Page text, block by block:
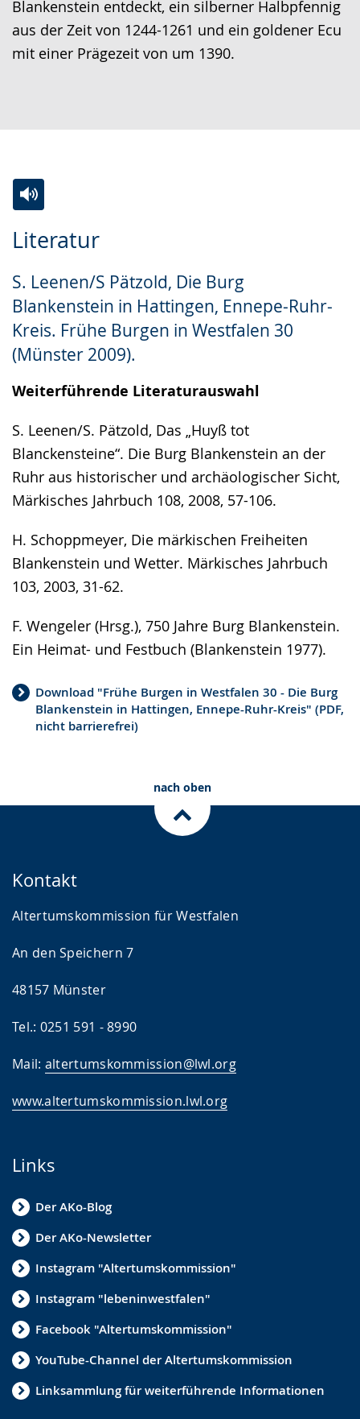
Blankenstein entdeckt, ein silberner Halbpfennig
aus der Zeit von 1244-1261 und ein goldener Ecu
mit einer Prägezeit von um 1390.
Literatur
S. Leenen/S Pätzold, Die Burg
Blankenstein in Hattingen, Ennepe-Ruhr-
Kreis. Frühe Burgen in Westfalen 30
(Münster 2009).
Weiterführende Literaturauswahl
S. Leenen/S. Pätzold, Das „Huyß tot
Blanckensteine“. Die Burg Blankenstein an der
Ruhr aus historischer und archäologischer Sicht,
Märkisches Jahrbuch 108, 2008, 57-106.
H. Schoppmeyer, Die märkischen Freiheiten
Blankenstein und Wetter. Märkisches Jahrbuch
103, 2003, 31-62.
F. Wengeler (Hrsg.), 750 Jahre Burg Blankenstein.
Ein Heimat- und Festbuch (Blankenstein 1977).
Download "Frühe Burgen in Westfalen 30 - Die Burg
Blankenstein in Hattingen, Ennepe-Ruhr-Kreis" (PDF,
nicht barrierefrei)
Leichten
wechseln.
Audio-
Video
Deutscher
Gebärdensprache
wird
angezeigt.
nach oben
Kontakt
Altertumskommission für Westfalen
An den Speichern 7
48157 Münster
Tel.: 0251 591 - 8990
Mail: altertumskommission@lwl.org
www.altertumskommission.lwl.org
Links
Der AKo-Blog
Der AKo-Newsletter
Instagram "Altertumskommission"
Instagram "lebeninwestfalen"
Facebook "Altertumskommission"
YouTube-Channel der Altertumskommission
Linksammlung für weiterführende Informationen